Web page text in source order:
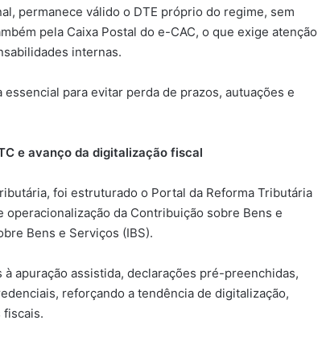
permanece válido o DTE próprio do regime, sem
pela Caixa Postal do e-CAC, o que exige atenção
internas.
para evitar perda de prazos, autuações e
e avanço da digitalização fiscal
foi estruturado o Portal da Reforma Tributária
da Contribuição sobre Bens e
Bens e Serviços (IBS).
apuração assistida, declarações pré-preenchidas,
reforçando a tendência de digitalização,
fiscais.